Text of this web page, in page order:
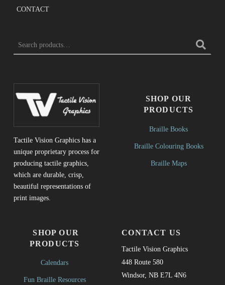
CONTACT
Tactile Vision Graphics has a
unique proprietary process for
producing tactile graphics,
which are durable, crisp,
beautiful representations of
print images.
SHOP OUR
PRODUCTS
Braille Books
Braille Colouring Books
Braille Maps
SHOP OUR
PRODUCTS
Calendars
Fun Braille Resources
CONTACT US
Tactile Vision Graphics
448 Route 580
Windsor, NB E7L 4N6